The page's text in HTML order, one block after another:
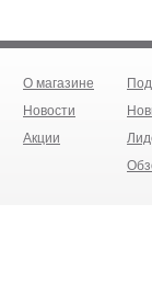
О магазине
Новости
Акции